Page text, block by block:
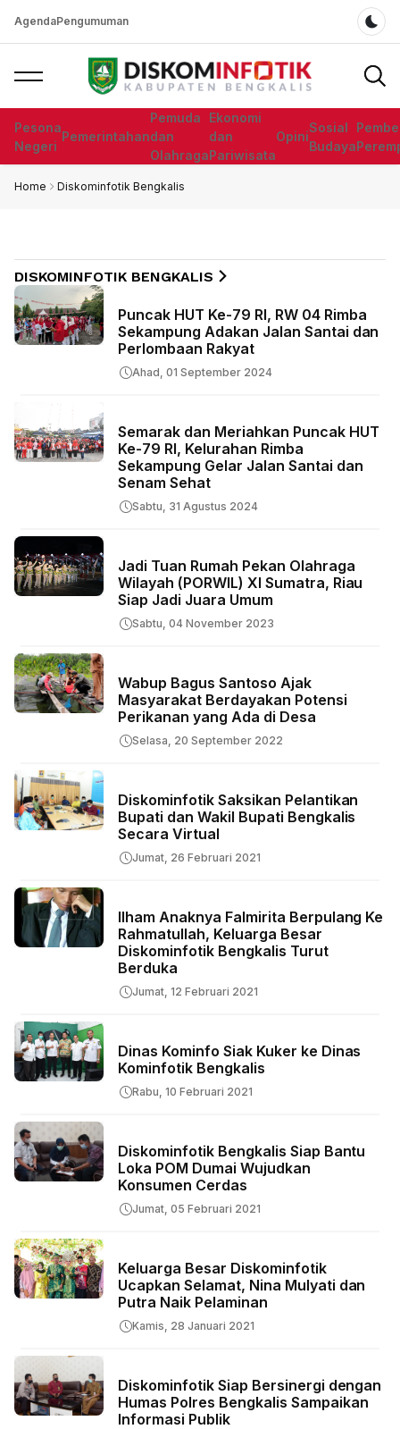
AgendaPengumuman
Pesona
Negeri
Pemerintahan
Pemuda
dan
Olahraga
Ekonomi
dan
Pariwisata
Opini
Sosial
Budaya
Home Diskominfotik Bengkalis
DISKOMINFOTIK BENGKALIS
Puncak HUT Ke-79 RI, RW 04 Rimba
Sekampung Adakan Jalan Santai dan
Perlombaan Rakyat
Ahad, 01 September 2024
Semarak dan Meriahkan Puncak HUT
Ke-79 RI, Kelurahan Rimba
Sekampung Gelar Jalan Santai dan
Senam Sehat
Sabtu, 31 Agustus 2024
Jadi Tuan Rumah Pekan Olahraga
Wilayah (PORWIL) XI Sumatra, Riau
Siap Jadi Juara Umum
Sabtu, 04 November 2023
Wabup Bagus Santoso Ajak
Masyarakat Berdayakan Potensi
Perikanan yang Ada di Desa
Selasa, 20 September 2022
Diskominfotik Saksikan Pelantikan
Bupati dan Wakil Bupati Bengkalis
Secara Virtual
Jumat, 26 Februari 2021
Ilham Anaknya Falmirita Berpulang Ke
Rahmatullah, Keluarga Besar
Diskominfotik Bengkalis Turut
Berduka
Jumat, 12 Februari 2021
Dinas Kominfo Siak Kuker ke Dinas
Kominfotik Bengkalis
Rabu, 10 Februari 2021
Diskominfotik Bengkalis Siap Bantu
Loka POM Dumai Wujudkan
Konsumen Cerdas
Jumat, 05 Februari 2021
Keluarga Besar Diskominfotik
Ucapkan Selamat, Nina Mulyati dan
Putra Naik Pelaminan
Kamis, 28 Januari 2021
Diskominfotik Siap Bersinergi dengan
Humas Polres Bengkalis Sampaikan
Informasi Publik